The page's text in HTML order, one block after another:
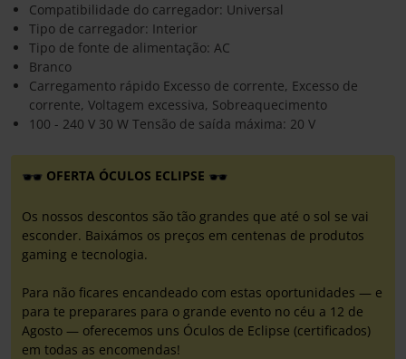
Compatibilidade do carregador: Universal
Tipo de carregador: Interior
Tipo de fonte de alimentação: AC
Branco
Carregamento rápido Excesso de corrente, Excesso de
corrente, Voltagem excessiva, Sobreaquecimento
100 - 240 V 30 W Tensão de saída máxima: 20 V
OFERTA ÓCULOS ECLIPSE
Os nossos descontos são tão grandes que até o sol se vai
esconder. Baixámos os preços em centenas de produtos
gaming e tecnologia.
Para não ficares encandeado com estas oportunidades — e
para te preparares para o grande evento no céu a 12 de
Agosto — oferecemos uns Óculos de Eclipse (certificados)
em todas as encomendas!